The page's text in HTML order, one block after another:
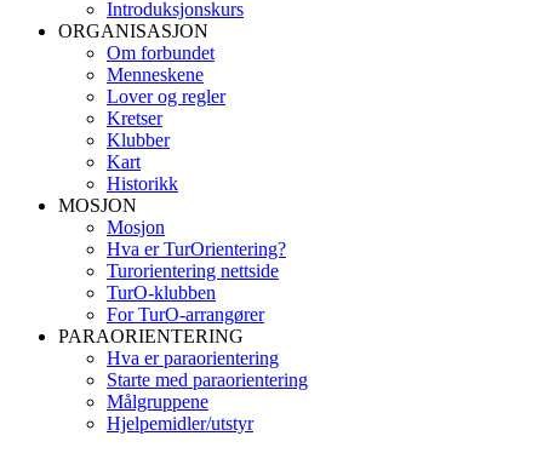
Introduksjonskurs
ORGANISASJON
Om forbundet
Menneskene
Lover og regler
Kretser
Klubber
Kart
Historikk
MOSJON
Mosjon
Hva er TurOrientering?
Turorientering nettside
TurO-klubben
For TurO-arrangører
PARAORIENTERING
Hva er paraorientering
Starte med paraorientering
Målgruppene
Hjelpemidler/utstyr